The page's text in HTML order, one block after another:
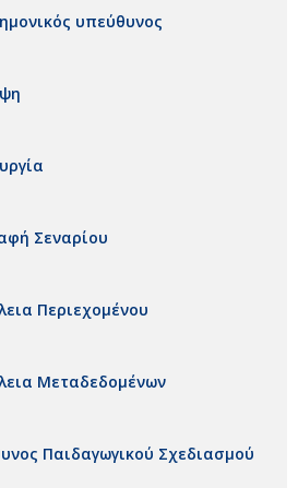
υπεύθυνος
Σεναρίου
Περιεχομένου
Μεταδεδομένων
Παιδαγωγικού Σχεδιασμού